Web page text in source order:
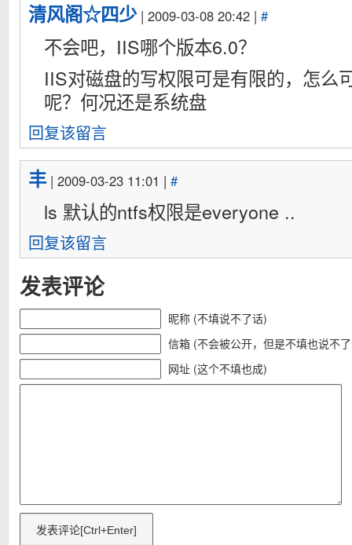
清风阁☆四少| 2009-03-08 20:42 | #
不会吧，IIS哪个版本6.0？
IIS对磁盘的写权限可是有限的，怎么
呢？何况还是系统盘
回复该留言
丰| 2009-03-23 11:01 | #
ls 默认的ntfs权限是everyone ..
回复该留言
发表评论
昵称 (不填说不了话)
信箱 (不会被公开，但是不填也说不
网址 (这个不填也成)